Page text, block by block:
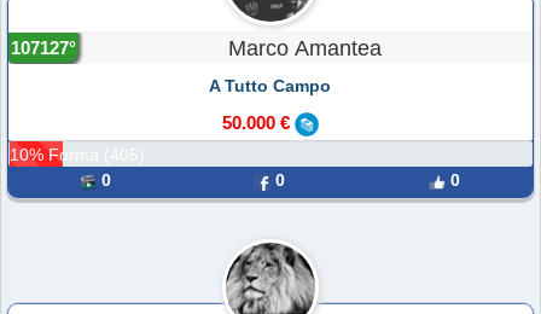
Marco Amantea
107127°
A Tutto Campo
50.000 €
10% Forma (405)
0
0 0